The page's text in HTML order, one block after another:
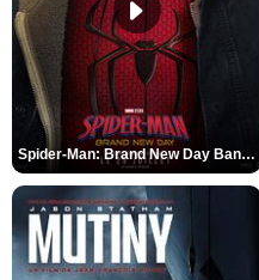
Spider-Man: Brand New Day Bande-annonce VO STFR